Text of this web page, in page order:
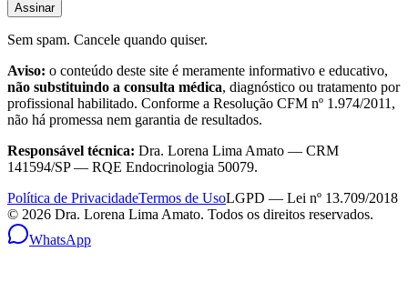
Assinar
Sem spam. Cancele quando quiser.
Aviso: o conteúdo deste site é meramente informativo e educativo,
não substituindo a consulta médica, diagnóstico ou tratamento por
profissional habilitado. Conforme a Resolução CFM nº 1.974/2011,
não há promessa nem garantia de resultados.
Responsável técnica: Dra. Lorena Lima Amato — CRM
141594/SP — RQE Endocrinologia 50079.
Política de PrivacidadeTermos de UsoLGPD — Lei nº 13.709/2018
© 2026 Dra. Lorena Lima Amato. Todos os direitos reservados.
WhatsApp